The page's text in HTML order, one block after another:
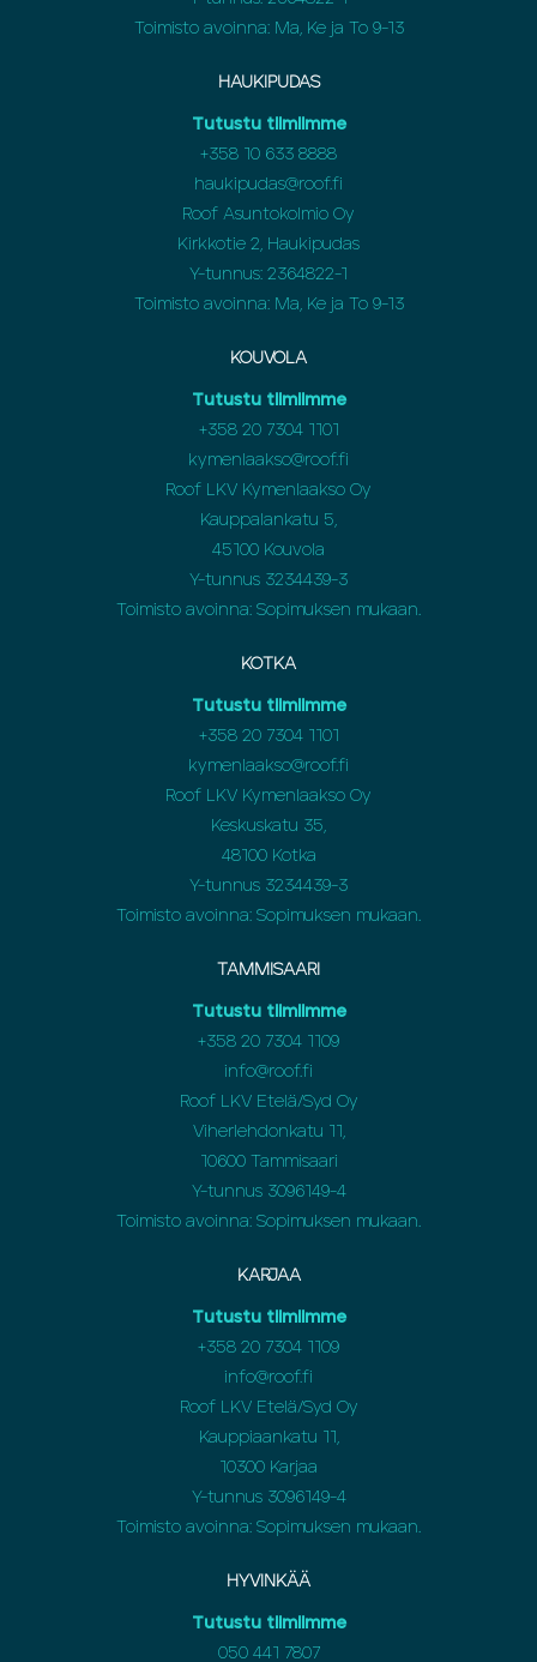
Toimisto avoinna: Ma, Ke ja To 9-13
HAUKIPUDAS
Tutustu tiimiimme
+358 10 633 8888
haukipudas@roof.fi
Roof Asuntokolmio Oy
Kirkkotie 2, Haukipudas
Y-tunnus: 2364822-1
Toimisto avoinna: Ma, Ke ja To 9-13
KOUVOLA
Tutustu tiimiimme
+358 20 7304 1101
kymenlaakso@roof.fi
Roof LKV Kymenlaakso Oy
Kauppalankatu 5,
45100 Kouvola
Y-tunnus 3234439-3
Toimisto avoinna: Sopimuksen mukaan.
KOTKA
Tutustu tiimiimme
+358 20 7304 1101
kymenlaakso@roof.fi
Roof LKV Kymenlaakso Oy
Keskuskatu 35,
48100 Kotka
Y-tunnus 3234439-3
Toimisto avoinna: Sopimuksen mukaan.
TAMMISAARI
Tutustu tiimiimme
+358 20 7304 1109
info@roof.fi
Roof LKV Etelä/Syd Oy
Viherlehdonkatu 11,
10600 Tammisaari
Y-tunnus 3096149-4
Toimisto avoinna: Sopimuksen mukaan.
KARJAA
Tutustu tiimiimme
+358 20 7304 1109
info@roof.fi
Roof LKV Etelä/Syd Oy
Kauppiaankatu 11,
10300 Karjaa
Y-tunnus 3096149-4
Toimisto avoinna: Sopimuksen mukaan.
HYVINKÄÄ
Tutustu tiimiimme
050 441 7807